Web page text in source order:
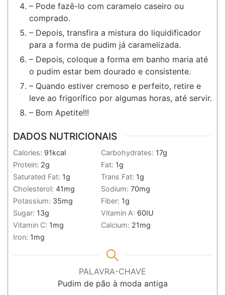
– Pode fazê-lo com caramelo caseiro ou
comprado.
– Depois, transfira a mistura do liquidificador
para a forma de pudim já caramelizada.
– Depois, coloque a forma em banho maria até
o pudim estar bem dourado e consistente.
– Quando estiver cremoso e perfeito, retire e
leve ao frigorífico por algumas horas, até servir.
– Bom Apetite!!!
DADOS NUTRICIONAIS
Calories: 91kcal Carbohydrates: 17g
Protein: 2g Fat: 1g
Saturated Fat: 1g Trans Fat: 1g
Cholesterol: 41mg Sodium: 70mg
Potassium: 35mg Fiber: 1g
Sugar: 13g Vitamin A: 60IU
Vitamin C: 1mg Calcium: 21mg
Iron: 1mg
PALAVRA-CHAVE
Pudim de pão à moda antiga